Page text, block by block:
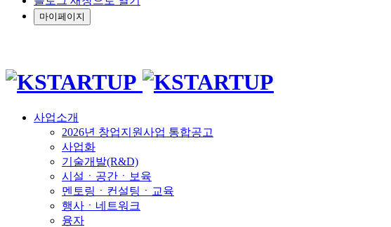
마이페이지
사업소개
2026년 창업지원사업 통합공고
사업화
기술개발(R&D)
시설ㆍ공간ㆍ보육
멘토링ㆍ컨설팅ㆍ교육
행사ㆍ네트워크
융자